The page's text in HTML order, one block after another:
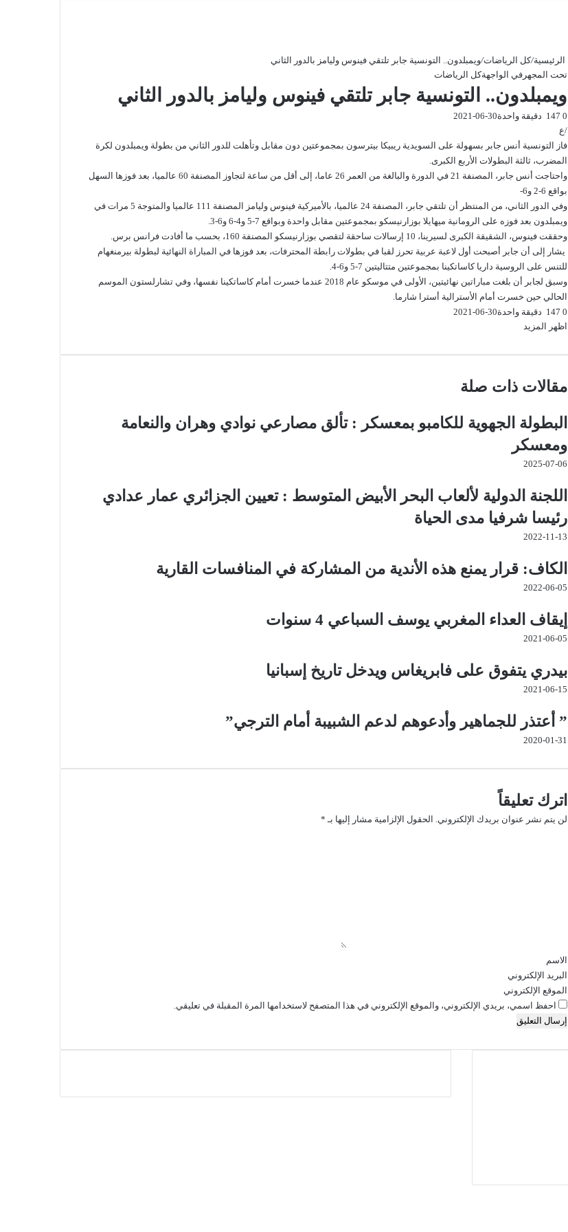
الرئيسية/كل الرياضات/ويمبلدون.. التونسية جابر تلتقي فينوس وليامز بالدور الثاني
تحت المجهر في الواجهةكل الرياضات
ويمبلدون.. التونسية جابر تلتقي فينوس وليامز بالدور الثاني
2021-06-30 0
دقيقة واحدة
/ع
فاز التونسية أنس جابر بسهولة على السويدية ريبيكا بيترسون بمجموعتين دون مقابل وتأهلت للدور الثاني من بطولة ويمبلدون لكرة
المضرب، ثالثة البطولات الأربع الكبرى.
واحتاجت أنس جابر
، المصنفة 21 في الدورة والبالغة من العمر 26 عاما، إلى أقل من ساعة لتجاوز المصنفة 60 عالميا، بعد فوزها السهل
بواقع 6-2 و6-
وفي الدور الثاني، من المنتظر أن تلتقي جابر، المصنفة 24 عالميا، بالأميركية
فينوس وليامز
المصنفة 111 عالميا والمتوجة 5 مرات في
ويمبلدون بعد فوزه على الرومانية ميهايلا بوزارنيسكو بمجموعتين مقابل واحدة وبواقع 7-5 و4-6 و6-3.
وحققت فينوس، الشقيقة الكبرى لسيرينا، 10 إرسالات ساحقة لتقصي بوزارنيسكو المصنفة 160، بحسب ما أفادت فرانس برس.
يشار إلى أن جابر أصبحت أول لاعبة عربية تحرز لقبا في بطولات رابطة المحترفات، بعد فوزها في المباراة النهائية لبطولة بيرمنغهام
للتنس على الروسية داريا كاساتكينا بمجموعتين متتاليتين 7-5 و6-4.
وسبق لجابر أن بلغت مباراتين نهائيتين، الأولى في موسكو عام 2018 عندما خسرت أمام كاساتكينا نفسها، وفي تشارلستون الموسم
الحالي حين خسرت أمام الأسترالية أسترا شارما.
2021-06-30
0
دقيقة واحدة
اظهر المزيد
مقالات ذات صلة
البطولة الجهوية للكامبو بمعسكر : تألق مصارعي نوادي وهران والنعامة
ومعسكر
2025-07-06
اللجنة الدولية لألعاب البحر الأبيض المتوسط : تعيين الجزائري عمار عدادي
رئيسا شرفيا مدى الحياة
2022-11-13
الكاف: قرار يمنع هذه الأندية من المشاركة في المنافسات القارية
2022-06-05
إيقاف العداء المغربي يوسف السباعي 4 سنوات
2021-06-05
بيدري يتفوق على فابريغاس ويدخل تاريخ إسبانيا
2021-06-15
” أعتذر للجماهير وأدعوهم لدعم الشبيبة أمام الترجي”
2020-01-31
اترك تعليقاً
لن يتم نشر عنوان بريدك الإلكتروني. الحقول الإلزامية مشار إليها بـ *
الاسم
البريد الإلكتروني
الموقع الإلكتروني
احفظ اسمي، بريدي الإلكتروني، والموقع الإلكتروني في هذا المتصفح لاستخدامها المرة المقبلة في تعليقي.